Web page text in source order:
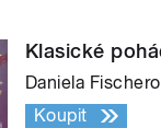
Klasické
Daniela
Koupit